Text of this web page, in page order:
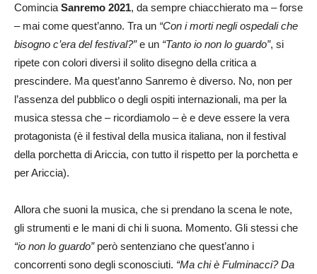
Comincia Sanremo 2021, da sempre chiacchierato ma – forse
– mai come quest’anno. Tra un “Con i morti negli ospedali che
bisogno c’era del festival?”e un “Tanto io non lo guardo”, si
ripete con colori diversi il solito disegno della critica a
prescindere. Ma quest’anno Sanremo è diverso. No, non per
l’assenza del pubblico o degli ospiti internazionali, ma per la
musica stessa che – ricordiamolo – è e deve essere la vera
protagonista (è il festival della musica italiana, non il festival
della porchetta di Ariccia, con tutto il rispetto per la porchetta e
per Ariccia).
Allora che suoni la musica, che si prendano la scena le note,
gli strumenti e le mani di chi li suona. Momento. Gli stessi che
“io non lo guardo”però sentenziano che quest’anno i
concorrenti sono degli sconosciuti. “Ma chi è Fulminacci? Da